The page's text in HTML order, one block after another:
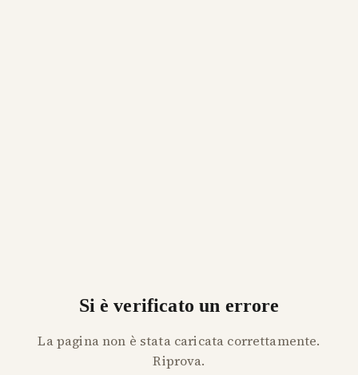
Si è verificato un errore
La pagina non è stata caricata correttamente.
Riprova.